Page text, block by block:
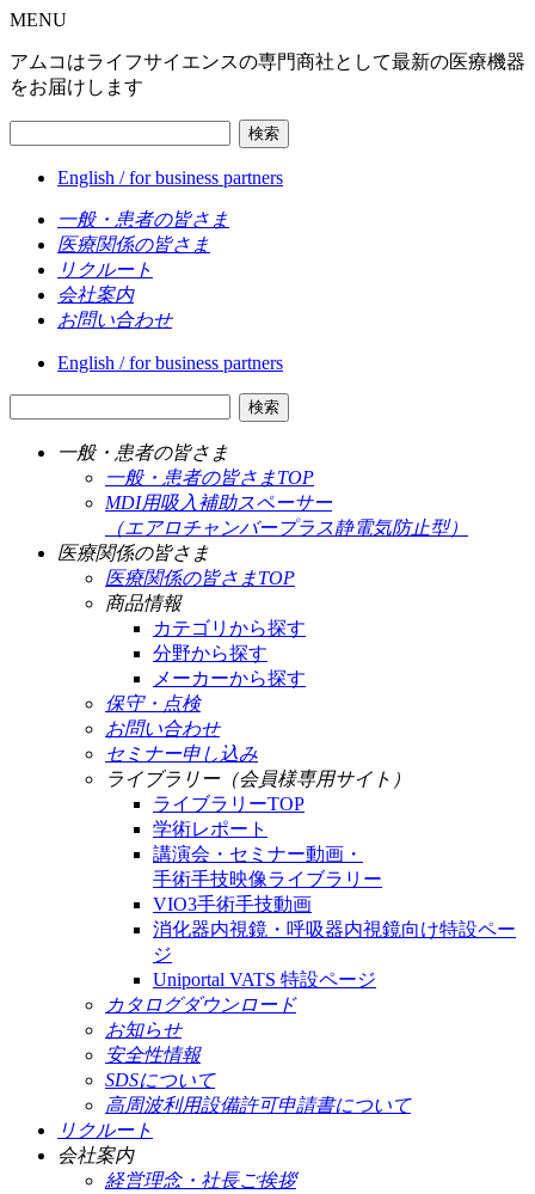
MENU
アムコはライフサイエンスの専門商社として最新の医療機器
をお届けします
検索
English / for business partners
一般・患者の皆さま
医療関係の皆さま
リクルート
会社案内
お問い合わせ
English / for business partners
検索
一般・患者の皆さま
一般・患者の皆さまTOP
MDI用吸入補助スペーサー
（エアロチャンバープラス静電気防止型）
医療関係の皆さま
医療関係の皆さまTOP
商品情報
カテゴリから探す
分野から探す
メーカーから探す
保守・点検
お問い合わせ
セミナー申し込み
ライブラリー（会員様専用サイト）
ライブラリーTOP
学術レポート
講演会・セミナー動画・
手術手技映像ライブラリー
VIO3手術手技動画
消化器内視鏡・呼吸器内視鏡向け特設ペー
ジ
Uniportal VATS 特設ページ
カタログダウンロード
お知らせ
安全性情報
SDSについて
高周波利用設備許可申請書について
リクルート
会社案内
経営理念・社長ご挨拶